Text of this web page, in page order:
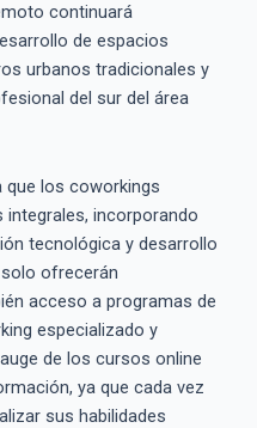
continuará
de espacios
urbanos tradicionales y
del sur del área
que los coworkings
incorporando
tecnológica y desarrollo
ofrecerán
acceso a programas de
especializado y
de los cursos online
ya que cada vez
sus habilidades